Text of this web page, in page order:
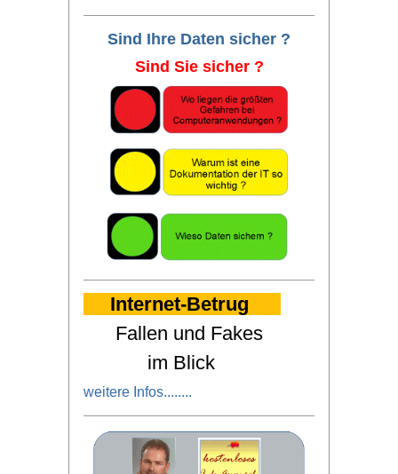
Sind Ihre Daten sicher ?
Sind Sie sicher ?
Internet-Betrug
Fallen und Fakes
im Blick
weitere Infos........